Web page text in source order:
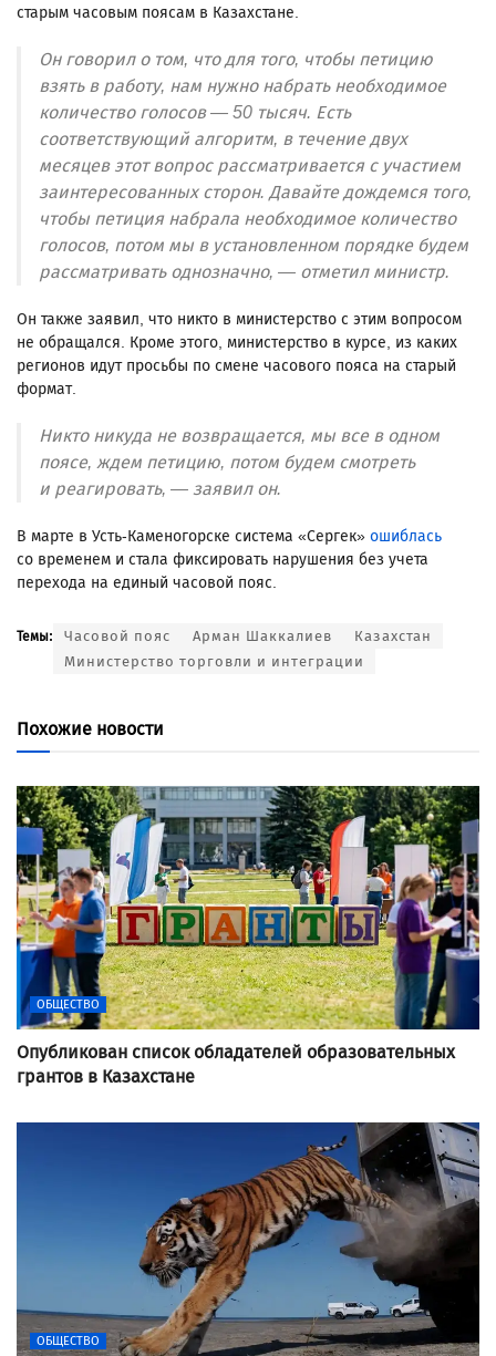
старым часовым поясам в Казахстане.
Он говорил о том, что для того, чтобы петицию
взять в работу, нам нужно набрать необходимое
количество голосов — 50 тысяч. Есть
соответствующий алгоритм, в течение двух
месяцев этот вопрос рассматривается с участием
заинтересованных сторон. Давайте дождемся того,
чтобы петиция набрала необходимое количество
голосов, потом мы в установленном порядке будем
рассматривать однозначно, — отметил министр.
Он также заявил, что никто в министерство с этим вопросом
не обращался. Кроме этого, министерство в курсе, из каких
регионов идут просьбы по смене часового пояса на старый
формат.
Никто никуда не возвращается, мы все в одном
поясе, ждем петицию, потом будем смотреть
и реагировать, — заявил он.
В марте в Усть-Каменогорске система «Сергек» ошиблась
со временем и стала фиксировать нарушения без учета
перехода на единый часовой пояс.
Темы: Часовой пояс Арман Шаккалиев
Казахстан
Министерство торговли и интеграции
Похожие новости
ОБЩЕСТВО
Опубликован список обладателей образовательных
грантов в Казахстане
ОБЩЕСТВО